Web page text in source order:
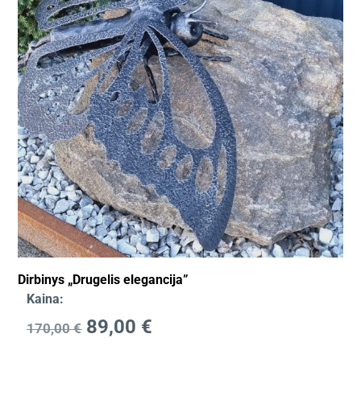
Dirbinys „Drugelis elegancija”
Kaina:
170,00€ 89,00 €